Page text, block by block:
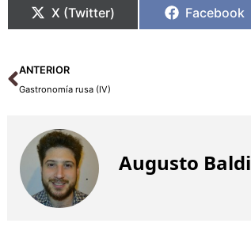
X (Twitter) Facebook
Ant
ANTERIOR
Gastronomía rusa (IV)
Augusto Baldi